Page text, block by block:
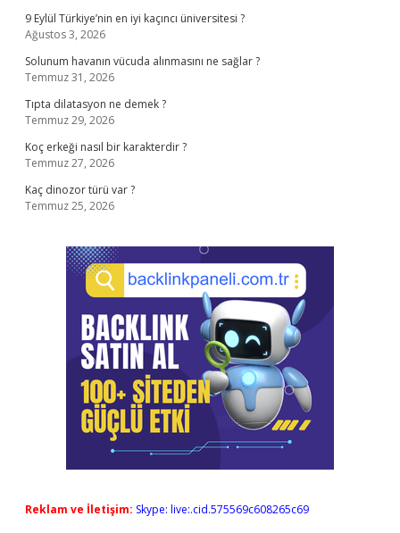
9 Eylül Türkiye’nin en iyi kaçıncı üniversitesi ?
Ağustos 3, 2026
Solunum havanın vücuda alınmasını ne sağlar ?
Temmuz 31, 2026
Tıpta dilatasyon ne demek ?
Temmuz 29, 2026
Koç erkeği nasıl bir karakterdir ?
Temmuz 27, 2026
Kaç dinozor türü var ?
Temmuz 25, 2026
Reklam ve İletişim: Skype: live:.cid.575569c608265c69